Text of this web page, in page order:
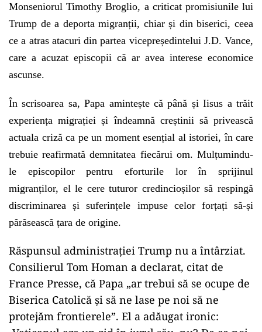
Monseniorul Timothy Broglio, a criticat promisiunile lui
Trump de a deporta migranții, chiar și din biserici, ceea
ce a atras atacuri din partea vicepreședintelui J.D. Vance,
care a acuzat episcopii că ar avea interese economice
ascunse.
În scrisoarea sa, Papa amintește că până și Iisus a trăit
experiența migrației și îndeamnă creștinii să privească
actuala criză ca pe un moment esențial al istoriei, în care
trebuie reafirmată demnitatea fiecărui om. Mulțumindu-
le episcopilor pentru eforturile lor în sprijinul
migranților, el le cere tuturor credincioșilor să respingă
discriminarea și suferințele impuse celor forțați să-și
părăsească țara de origine.
Răspunsul administrației Trump nu a întârziat.
Consilierul Tom Homan a declarat, citat de
France Presse, că Papa „ar trebui să se ocupe de
Biserica Catolică și să ne lase pe noi să ne
protejăm frontierele”. El a adăugat ironic: